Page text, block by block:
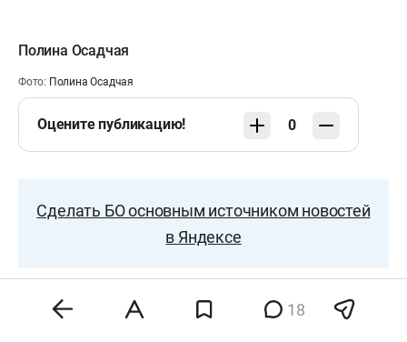
Полина Осадчая
Фото: Полина Осадчая
Оцените публикацию! 0
Сделать БО основным источником новостей
в Яндексе
18